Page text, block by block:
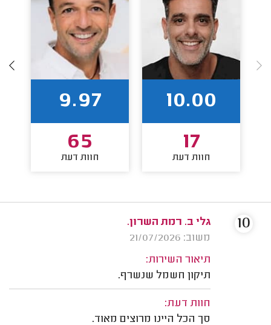
10.00
17
חוות דעת
9.97
65
חוות דעת
גלי ב. רמת השרון.
משוב: 21/07/2026
תיאור השירות:
תיקון חשמל שנשרף.
חוות דעת:
סך הכל היינו מרוצים מאוד.
10